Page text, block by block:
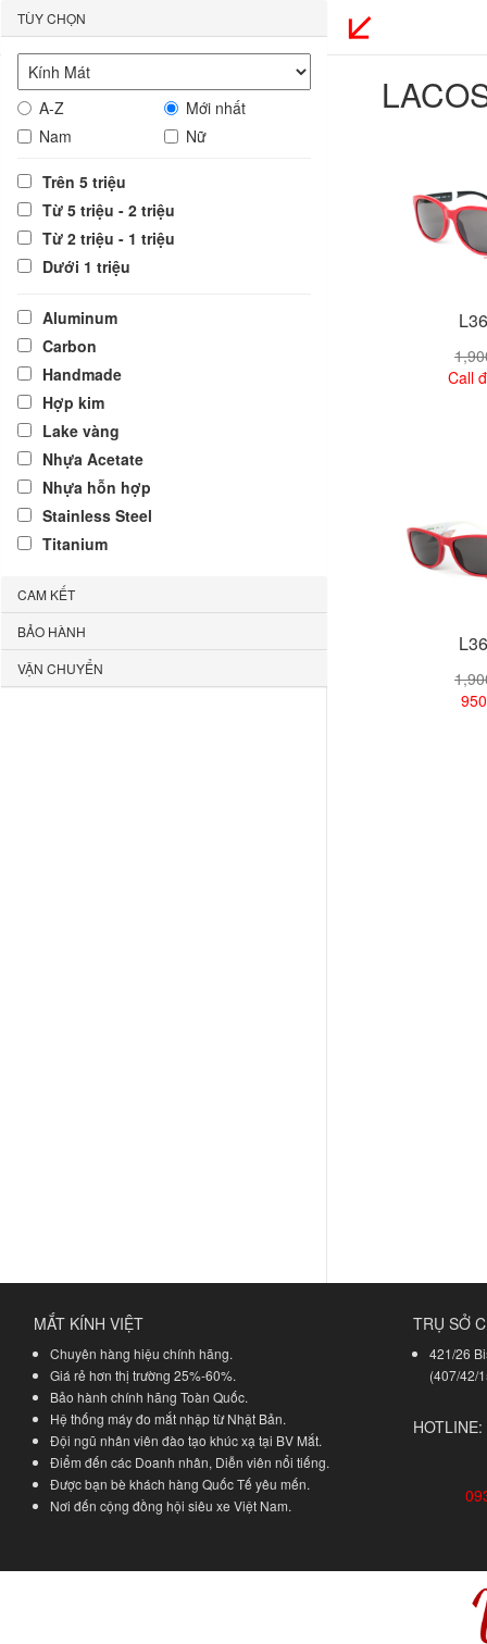
TÙY CHỌN
A-Z
Mới nhất
Nam
Nữ
Trên 5 triệu
Từ 5 triệu - 2 triệu
Từ 2 triệu - 1 triệu
Dưới 1 triệu
Aluminum
Carbon
Handmade
Hợp kim
Lake vàng
Nhựa Acetate
Nhựa hỗn hợp
Stainless Steel
Titanium
CAM KẾT
BẢO HÀNH
VẬN CHUYỂN
Call
MẮT KÍNH VIỆT
Chuyên hàng hiệu chính hãng.
Giá rẻ hơn thị trường 25%-60%.
Bảo hành chính hãng Toàn Quốc.
Hệ thống máy đo mắt nhập từ Nhật Bản.
Đội ngũ nhân viên đào tạo khúc xạ tại BV Mắt.
Điểm đến các Doanh nhân, Diễn viên nổi tiếng.
Được bạn bè khách hàng Quốc Tế yêu mến.
Nơi đến cộng đồng hội siêu xe Việt Nam.
TRỤ SỞ
421/26
(407/42/
HOTLINE: